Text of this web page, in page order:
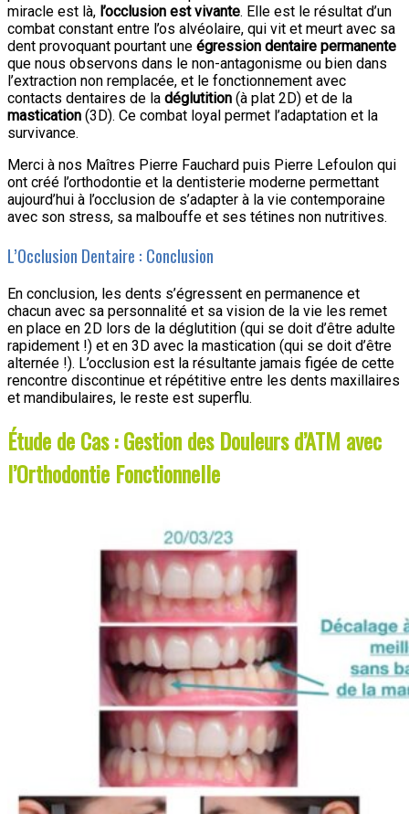
miracle est là, l’occlusion est vivante. Elle est le résultat d’un
combat constant entre l’os alvéolaire, qui vit et meurt avec sa
dent provoquant pourtant une égression dentaire permanente
que nous observons dans le non-antagonisme ou bien dans
l’extraction non remplacée, et le fonctionnement avec
contacts dentaires de la déglutition (à plat 2D) et de la
mastication (3D). Ce combat loyal permet l’adaptation et la
survivance.
Merci à nos Maîtres Pierre Fauchard puis Pierre Lefoulon qui
ont créé l’orthodontie et la dentisterie moderne permettant
aujourd’hui à l’occlusion de s’adapter à la vie contemporaine
avec son stress, sa malbouffe et ses tétines non nutritives.
L’Occlusion Dentaire : Conclusion
En conclusion, les dents s’égressent en permanence et
chacun avec sa personnalité et sa vision de la vie les remet
en place en 2D lors de la déglutition (qui se doit d’être adulte
rapidement !) et en 3D avec la mastication (qui se doit d’être
alternée !). L’occlusion est la résultante jamais figée de cette
rencontre discontinue et répétitive entre les dents maxillaires
et mandibulaires, le reste est superflu.
Étude de Cas : Gestion des Douleurs d’ATM avec
l’Orthodontie Fonctionnelle